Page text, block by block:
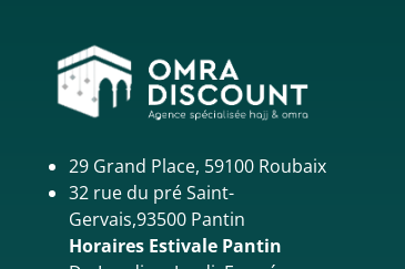
29 Grand Place, 59100 Roubaix
32 rue du pré Saint-
Gervais,93500 Pantin
Horaires Estivale Pantin